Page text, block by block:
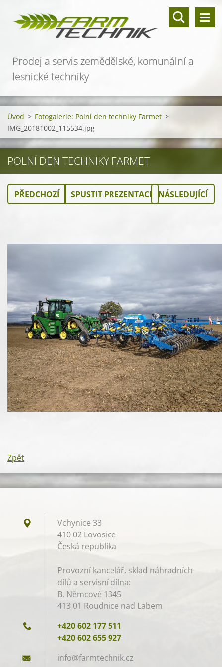
Prodej a servis zemědělské, komunální a
lesnické techniky
Úvod > Fotogalerie: Polní den techniky Farmet >
IMG_20181002_115534.jpg
POLNÍ DEN TECHNIKY FARMET
PŘEDCHOZÍ SPUSTIT PREZENTACI NÁSLEDUJÍCÍ
Zpět
Vchynice 33
410 02 Lovosice
Česká republika
Provozní kancelář, sklad náhradních
dílů a servisní dílna:
B. Němcové 1345
413 01 Roudnice nad Labem
+420 602 177 511
+420 602 655 927
info@farmtechnik.cz